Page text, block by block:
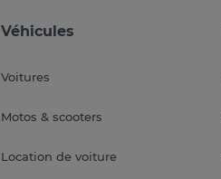
Véhicules
Voitures
Motos & scooters
Location de voiture